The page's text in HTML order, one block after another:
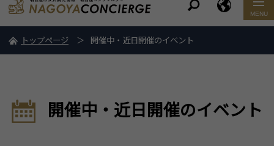
トップページ 開催中・近日開催のイベント
開催中・近日開催のイベント